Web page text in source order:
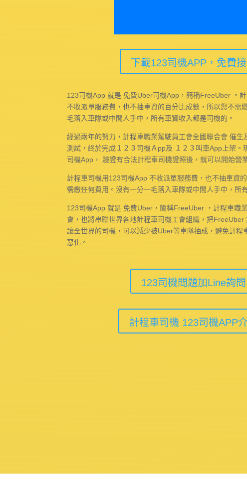
下載123司機APP，免費
123司機App 就是 免費Uber司機App，簡稱FreeUber 。
不收派單服務費，也不抽車資的百分比成數，所以您不需
毛落入車隊或中間人手中，所有車資收入都是司機的。
經過兩年的努力，計程車職業駕駛員工會全國聯合會 催生
測試，終於完成１２３司機Ａpp及 １２３叫車App上架。
司機App， 驗證有合法計程車司機證照後，就可以開始營
計程車司機用123司機App 不收派單服務費，也不抽車資
需繳任何費用。沒有一分一毛落入車隊或中間人手中，所
123司機App 就是 免費Uber，簡稱FreeUber ，計程車職
會，也將串聯世界各地計程車司機工會組織，把FreeUber
讓全世界的司機，可以減少被Uber等車隊抽成，避免計程
惡化。
123司機問題加Line詢問
計程車司機 123司機APP